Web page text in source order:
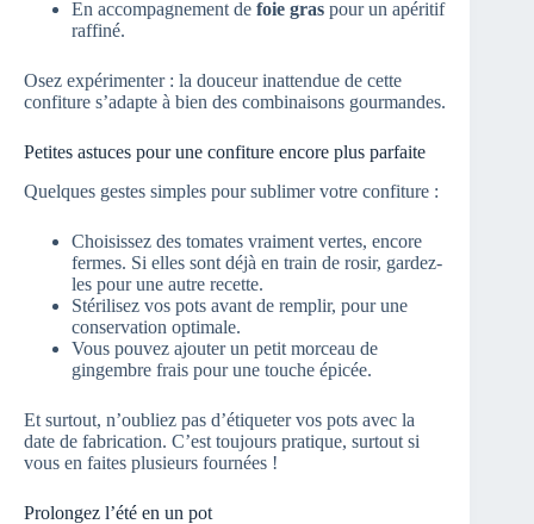
En accompagnement de foie gras pour un apéritif
raffiné.
Osez expérimenter : la douceur inattendue de cette
confiture s’adapte à bien des combinaisons gourmandes.
Petites astuces pour une confiture encore plus parfaite
Quelques gestes simples pour sublimer votre confiture :
Choisissez des tomates vraiment vertes, encore
fermes. Si elles sont déjà en train de rosir, gardez-
les pour une autre recette.
Stérilisez vos pots avant de remplir, pour une
conservation optimale.
Vous pouvez ajouter un petit morceau de
gingembre frais pour une touche épicée.
Et surtout, n’oubliez pas d’étiqueter vos pots avec la
date de fabrication. C’est toujours pratique, surtout si
vous en faites plusieurs fournées !
Prolongez l’été en un pot